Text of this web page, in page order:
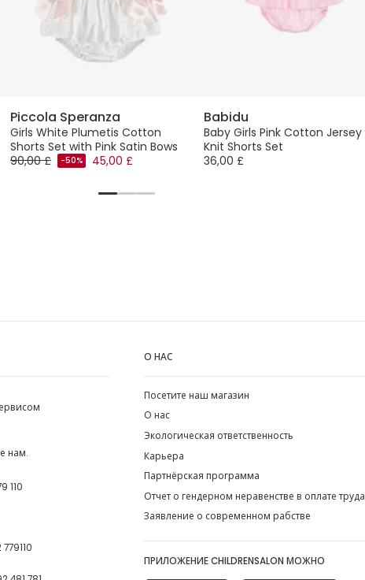
Piccola Speranza
Girls White Plumetis Cotton
Shorts Set with Pink Satin Bows
90,00 £
-50% 45,00 £
Babidu
Baby Girls Pink Cotton Jersey
Knit Shorts Set
36,00 £
нам.
110
О НАС
Посетите наш магазин
О нас
Экологическая ответственность
Карьера
Партнёрская программа
Отчет о гендерном неравенстве в оплате труда
Заявление о современном рабстве
ПРИЛОЖЕНИЕ CHILDRENSALON МОЖНО